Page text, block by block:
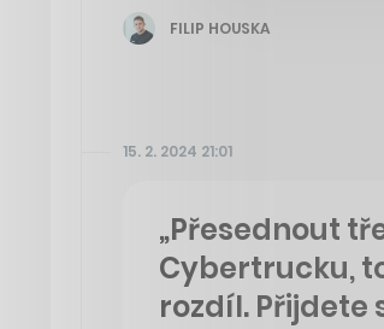
FILIP HOUSKA
15. 2. 2024 21:01
„Přesednout
Cybertrucku,
rozdíl. Přijdete